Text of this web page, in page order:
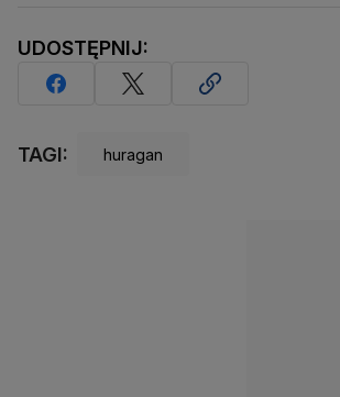
UDOSTĘPNIJ:
TAGI: huragan